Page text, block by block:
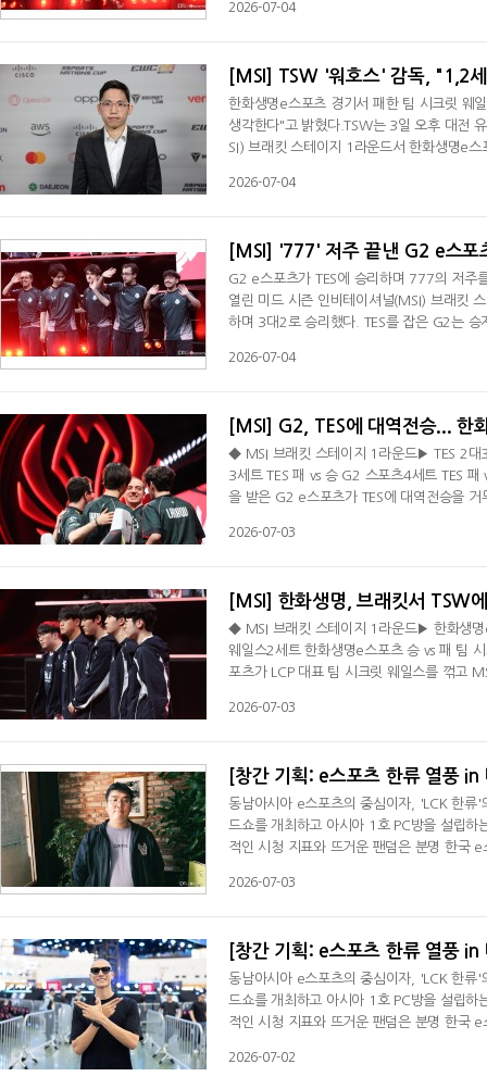
유'의 진을 막지 못하고 끌려갔다. 격차가 벌
2026-07-04
[MSI] TSW '워호스' 감독, "1,2
한화생명e스포츠 경기서 패한 팀 시크릿 웨
생각한다"고 밝혔다.TSW는 3일 오후 대전
SI) 브래킷 스테이지 1라운드서 한화생명e
독은 경기 후 인터뷰서 8년 만에 MSI에 진출
2026-07-04
[MSI] '777' 저주 끝낸 G2 e스포
G2 e스포츠가 TES에 승리하며 777의 저주
열린 미드 시즌 인비테이셔널(MSI) 브래킷
하며 3대2로 승리했다. TES를 잡은 G2는
LG) 3번, TES를 만났지만 한 번도 승리하지
2026-07-04
[MSI] G2, TES에 대역전승... 한
◆ MSI 브래킷 스테이지 1라운드▶ TES 2대
3세트 TES 패 vs 승 G2 스포츠4세트 TES
을 받은 G2 e스포츠가 TES에 대역전승을
나머지 3세트를 따내는 저력을 발휘하며 3
2026-07-03
[MSI] 한화생명, 브래킷서 TSW
◆ MSI 브래킷 스테이지 1라운드▶ 한화생명
웨일스2세트 한화생명e스포츠 승 vs 패 팀
포츠가 LCP 대표 팀 시크릿 웨일스를 꺾고
팀 시크렛 웨일스를 3대0으로 제압했다. 한
2026-07-03
동남아시아 e스포츠의 중심이자, 'LCK 한류
드쇼를 개최하고 아시아 1호 PC방을 설립하
적인 시청 지표와 뜨거운 팬덤은 분명 한국
스포츠는 창간 18주년 기획을 통해 베트남
2026-07-03
동남아시아 e스포츠의 중심이자, 'LCK 한류
드쇼를 개최하고 아시아 1호 PC방을 설립하
적인 시청 지표와 뜨거운 팬덤은 분명 한국
스포츠는 창간 18주년 기획을 통해 베트남
2026-07-02